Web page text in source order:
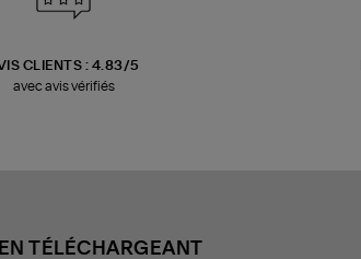
CLIENTS : 4.83/5
avec avis vérifiés
TÉLÉCHARGEANT